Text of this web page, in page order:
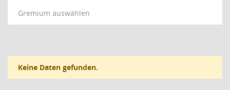
Gremium auswählen
Keine Daten gefunden.